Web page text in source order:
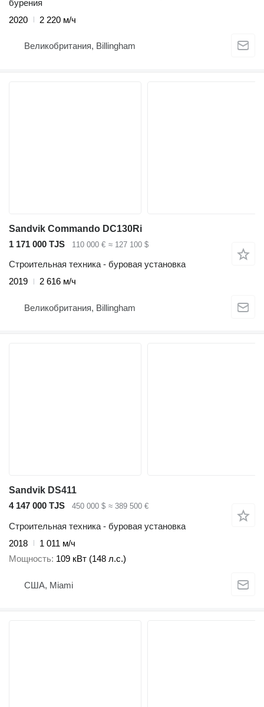
бурения
2020
2 220 м/ч
Великобритания, Billingham
Sandvik Commando DC130Ri
1 171 000 TJS
110 000 € ≈ 127 100 $
Строительная техника - буровая установка
2019
2 616 м/ч
Великобритания, Billingham
Sandvik DS411
4 147 000 TJS
450 000 $ ≈ 389 500 €
Строительная техника - буровая установка
2018
1 011 м/ч
Мощность 109 кВт (148 л.с.)
США, Miami